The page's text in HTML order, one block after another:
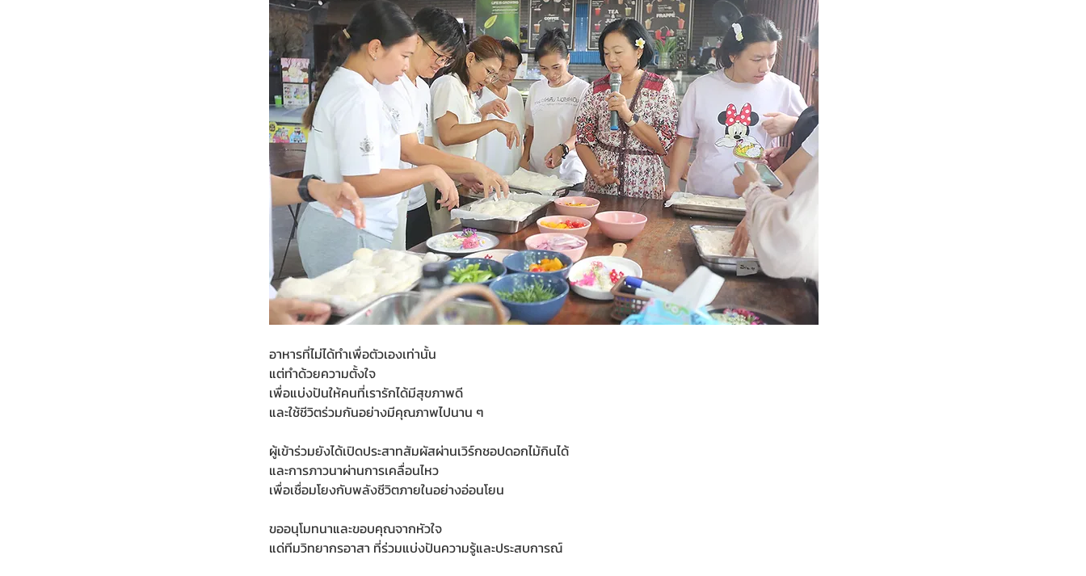
อาหารที่ไม่ได้ทำเพื่อตัวเองเท่านั้น
แต่ทำด้วยความตั้งใจ
เพื่อแบ่งปันให้คนที่เรารักได้มีสุขภาพดี
และใช้ชีวิตร่วมกันอย่างมีคุณภาพไปนาน ๆ
ผู้เข้าร่วมยังได้เปิดประสาทสัมผัสผ่านเวิร์กชอปดอกไม้กินได้
และการภาวนาผ่านการเคลื่อนไหว
เพื่อเชื่อมโยงกับพลังชีวิตภายในอย่างอ่อนโยน
ขออนุโมทนาและขอบคุณจากหัวใจ
แด่ทีมวิทยากรอาสา ที่ร่วมแบ่งปันความรู้และประสบการณ์